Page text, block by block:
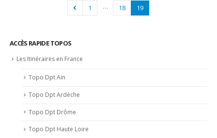
1 … 18 19
ACCÈS RAPIDE TOPOS
Les Itinéraires en France
Topo Dpt Ain
Topo Dpt Ardèche
Topo Dpt Drôme
Topo Dpt Haute Loire